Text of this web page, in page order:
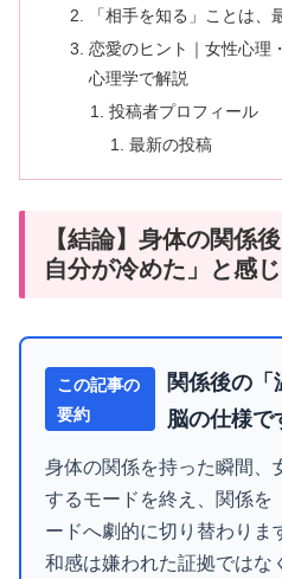
「相手を知る」ことは、
恋愛のヒント｜女性心理
心理学で解説
投稿者プロフィール
最新の投稿
【結論】身体の関係
自分が冷めた」と感
この記事の
要約
関係後の「
脳の仕様で
身体の関係を持った瞬間、
するモードを終え、関係を
ードへ劇的に切り替わりま
和感は嫌われた証拠ではな